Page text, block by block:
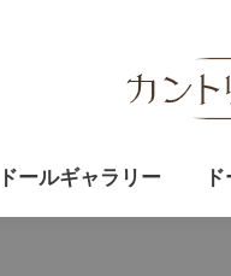
ドールギャラリー